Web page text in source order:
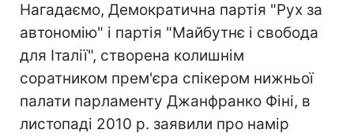
Нагадаємо, Демократична партія "Рух за
автономію" і партія "Майбутнє і свобода
для Італії", створена колишнім
соратником прем'єра спікером нижньої
палати парламенту Джанфранко Фіні, в
листопаді 2010 р. заявили про намір